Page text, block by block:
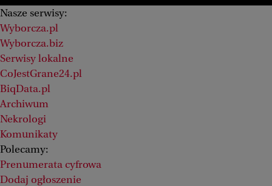
Nasze serwisy:
Wyborcza.pl
Wyborcza.biz
Serwisy lokalne
CoJestGrane24.pl
BiqData.pl
Archiwum
Nekrologi
Komunikaty
Polecamy:
Prenumerata cyfrowa
Dodaj ogłoszenie